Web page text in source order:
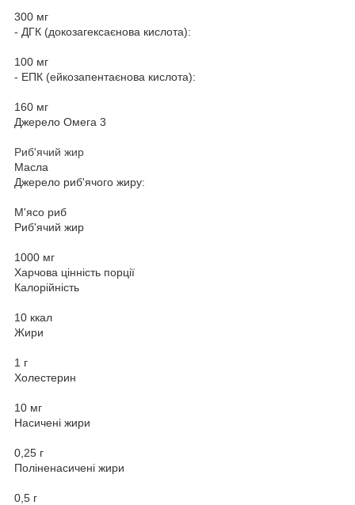
300 мг
- ДГК (докозагексаєнова кислота):
100 мг
- ЕПК (ейкозапентаєнова кислота):
160 мг
Джерело Омега 3
Риб'ячий жир
Масла
Джерело риб'ячого жиру:
М'ясо риб
Риб'ячий жир
1000 мг
Харчова цінність порції
Калорійність
10 ккал
Жири
1 г
Холестерин
10 мг
Насичені жири
0,25 г
Поліненасичені жири
0,5 г